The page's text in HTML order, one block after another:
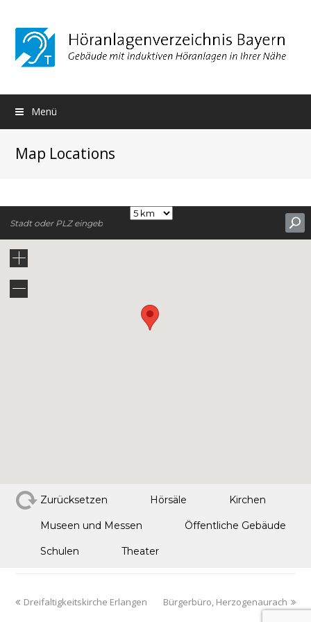
Menü
Map Locations
Zurücksetzen Hörsäle Kirchen
Museen und Messen Öffentliche Gebäude
Schulen Theater
Dreifaltigkeitskirche Erlangen Bürgerbüro, Herzogenaurach